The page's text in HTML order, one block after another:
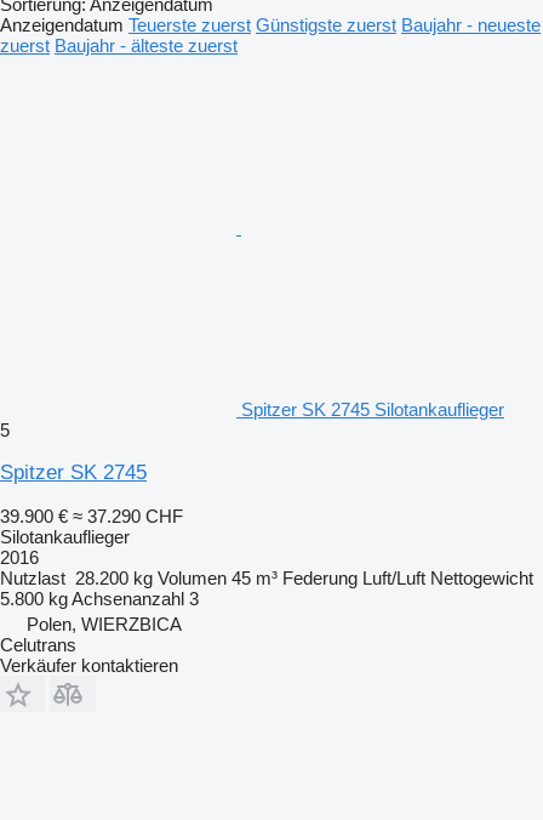
Sortierung: Anzeigendatum
Anzeigendatum Teuerste zuerst Günstigste zuerst Baujahr - neueste
zuerst Baujahr - älteste zuerst
Spitzer SK 2745 Silotankauflieger
5
Spitzer SK 2745
39.900 € ≈ 37.290 CHF
Silotankauflieger
2016
Nutzlast 28.200 kg Volumen 45 m³ Federung Luft/Luft Nettogewicht
5.800 kgAchsenanzahl 3
Polen, WIERZBICA
Celutrans
Verkäufer kontaktieren